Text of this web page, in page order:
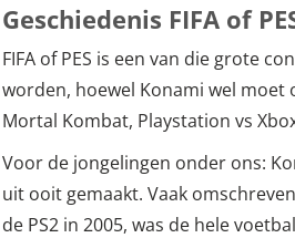
Geschiedenis FIFA of
FIFA of PES is een van die grote
worden, hoewel Konami wel moet
Mortal Kombat, Playstation vs
Voor de jongelingen onder ons:
uit ooit gemaakt. Vaak
de PS2 in 2005, was de hele